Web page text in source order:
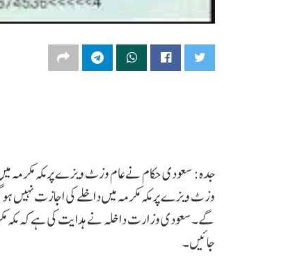
جدہ: سعودی حکام نےعام وزٹ ویزے پر مکہ مکرمہ
وزٹ ویزے پر مکہ مکرمہ میں داخلے کی اجازت نہیں
گے۔سعودی وزارت داخلہ نے ہدایت کی ہےکہ مکہ
جائیں۔